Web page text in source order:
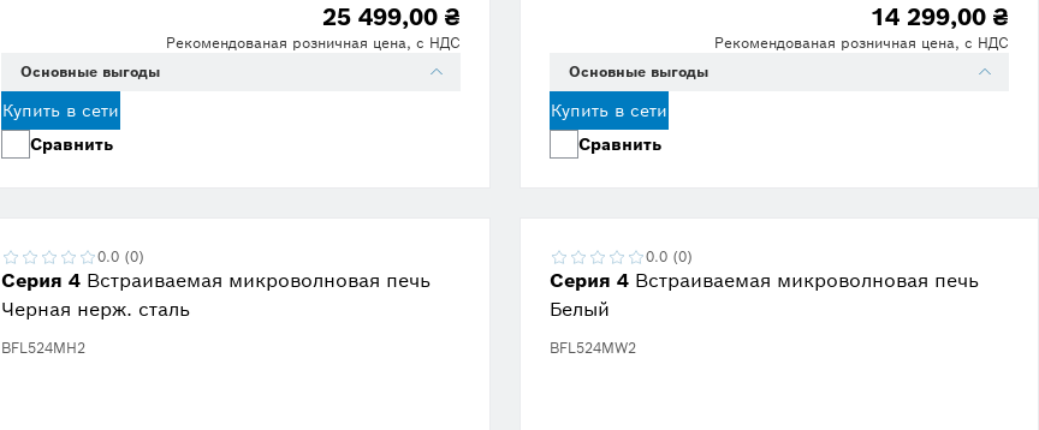
25 499,00 ₴
Рекомендованая розничная цена, с НДС
Основные выгоды
Купить в сети
Сравнить
14 299,00 ₴
Рекомендованая розничная цена, с НДС
Основные выгоды
Купить в сети
Сравнить
Серия 4 Встраиваемая микроволновая печь
Черная нерж. сталь
BFL524MH2
0.0 (0)
Серия 4 Встраиваемая микроволновая печь
Белый
BFL524MW2
0.0 (0)